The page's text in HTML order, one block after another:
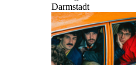
Darmstadt